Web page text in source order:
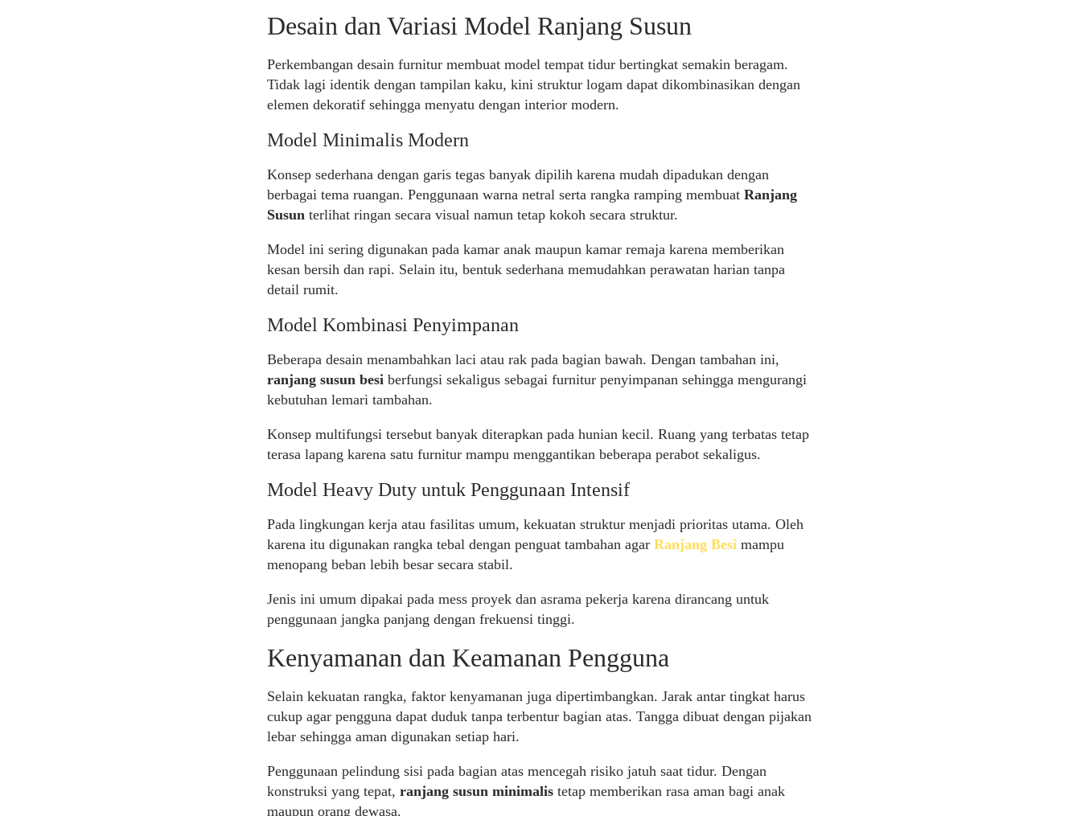
Desain dan Variasi Model Ranjang Susun
Perkembangan desain furnitur membuat model tempat tidur bertingkat semakin beragam.
Tidak lagi identik dengan tampilan kaku, kini struktur logam dapat dikombinasikan dengan
elemen dekoratif sehingga menyatu dengan interior modern.
Model Minimalis Modern
Konsep sederhana dengan garis tegas banyak dipilih karena mudah dipadukan dengan
berbagai tema ruangan. Penggunaan warna netral serta rangka ramping membuat Ranjang
Susun terlihat ringan secara visual namun tetap kokoh secara struktur.
Model ini sering digunakan pada kamar anak maupun kamar remaja karena memberikan
kesan bersih dan rapi. Selain itu, bentuk sederhana memudahkan perawatan harian tanpa
detail rumit.
Model Kombinasi Penyimpanan
Beberapa desain menambahkan laci atau rak pada bagian bawah. Dengan tambahan ini,
ranjang susun besi berfungsi sekaligus sebagai furnitur penyimpanan sehingga mengurangi
kebutuhan lemari tambahan.
Konsep multifungsi tersebut banyak diterapkan pada hunian kecil. Ruang yang terbatas tetap
terasa lapang karena satu furnitur mampu menggantikan beberapa perabot sekaligus.
Model Heavy Duty untuk Penggunaan Intensif
Pada lingkungan kerja atau fasilitas umum, kekuatan struktur menjadi prioritas utama. Oleh
karena itu digunakan rangka tebal dengan penguat tambahan agar Ranjang Besi mampu
menopang beban lebih besar secara stabil.
Jenis ini umum dipakai pada mess proyek dan asrama pekerja karena dirancang untuk
penggunaan jangka panjang dengan frekuensi tinggi.
Kenyamanan dan Keamanan Pengguna
Selain kekuatan rangka, faktor kenyamanan juga dipertimbangkan. Jarak antar tingkat harus
cukup agar pengguna dapat duduk tanpa terbentur bagian atas. Tangga dibuat dengan pijakan
lebar sehingga aman digunakan setiap hari.
Penggunaan pelindung sisi pada bagian atas mencegah risiko jatuh saat tidur. Dengan
konstruksi yang tepat, ranjang susun minimalis tetap memberikan rasa aman bagi anak
maupun orang dewasa.